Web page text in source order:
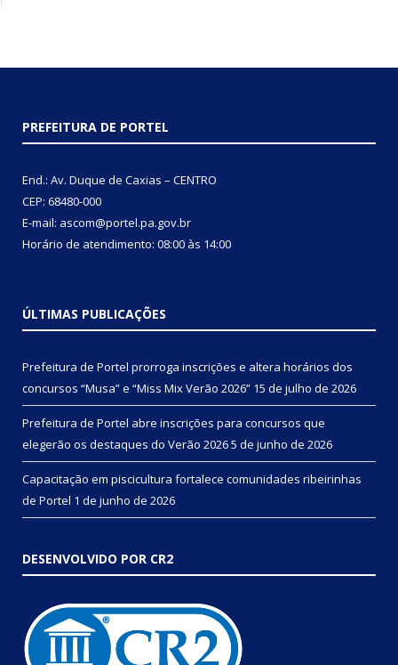
PREFEITURA DE PORTEL
End.: Av. Duque de Caxias – CENTRO
CEP: 68480-000
E-mail: ascom@portel.pa.gov.br
Horário de atendimento: 08:00 às 14:00
ÚLTIMAS PUBLICAÇÕES
Prefeitura de Portel prorroga inscrições e altera horários dos
concursos “Musa” e “Miss Mix Verão 2026” 15 de julho de 2026
Prefeitura de Portel abre inscrições para concursos que
elegerão os destaques do Verão 20265 de junho de 2026
Capacitação em piscicultura fortalece comunidades ribeirinhas
de Portel 1 de junho de 2026
DESENVOLVIDO POR CR2